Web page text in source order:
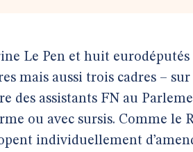
Le Pen et huit
mais aussi trois cadres –
des assistants FN au
ou avec sursis. Comme
individuellement